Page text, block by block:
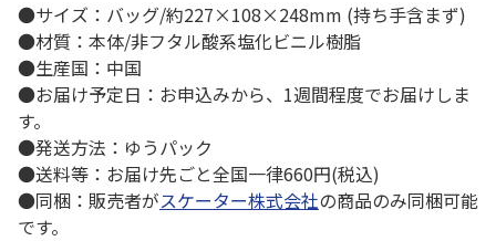
●サイズ：バッグ/約227×108×248mm (持ち手含まず)
●材質：本体/非フタル酸系塩化ビニル樹脂
●生産国：中国
●お届け予定日：お申込みから、1週間程度でお届けしま
す。
●発送方法：ゆうパック
●送料等：お届け先ごと全国一律660円(税込)
●同梱：販売者がスケーター株式会社の商品のみ同梱可能
です。